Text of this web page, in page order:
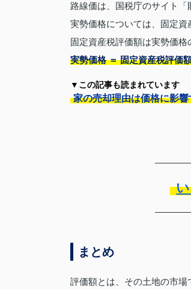
路線価は、国税庁のサイト「
実勢価格については、固定資
固定資産税評価額は実勢価格
実勢価格 ＝ 固定資産税評価
▼この記事も読まれています
家の売却理由は価格に影
まとめ
評価額とは、その土地の市場